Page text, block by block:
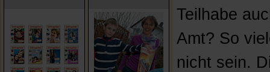
Teilhabe
Amt? So
nicht sein.